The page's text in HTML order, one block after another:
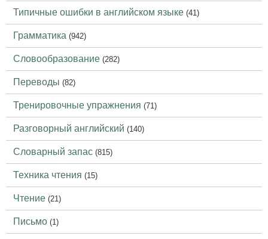
Типичные ошибки в английском языке (41)
Грамматика (942)
Словообразование (282)
Переводы (82)
Тренировочные упражнения (71)
Разговорный английский (140)
Словарный запас (815)
Техника чтения (15)
Чтение (21)
Письмо (1)